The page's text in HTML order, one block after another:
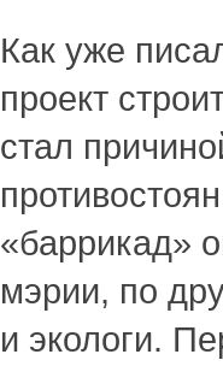
Как уже
проект
стал
«баррикад»
мэрии, по
и экологи.